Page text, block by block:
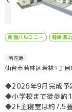
南面バルコニー 駐車場2
所在地
仙台市若林区若林1丁目
◆2026年9月完成予
◆小学校まで徒歩約
◆2F主寝室は約7.5